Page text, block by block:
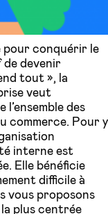
pour conquérir le
de devenir
tout », la
veut
des
commerce. Pour y
interne est
Elle bénéficie
difficile à
vous proposons
plus centrée